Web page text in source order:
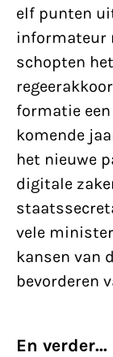
elf punten
informateur
schopten
formatie
komende
het nieuwe
digitale
vele
kansen van
bevorderen
En verder...